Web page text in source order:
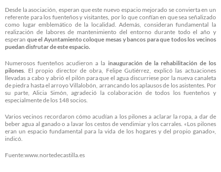
Desde la asociación, esperan que este nuevo espacio mejorado se convierta en un
referente para los fuenteños y visitantes, por lo que confían en que sea señalizado
como lugar emblemático de la localidad. Además, consideran fundamental la
realización de labores de mantenimiento del entorno durante todo el año y
esperan que el Ayuntamiento coloque mesas y bancos para que todos los vecinos
puedan disfrutar de este espacio.
Numerosos fuenteños acudieron a la inauguración de la rehabilitación de los
pilones . El propio director de obra, Felipe Gutiérrez, explicó las actuaciones
llevadas a cabo y abrió el pilón para que el agua discurriese por la nueva canaleta
de piedra hasta el arroyo Villalobón, arrancando los aplausos de los asistentes. Por
su parte, Alicia Simón, agradeció la colaboración de todos los fuenteños y
especialmente de los 148 socios.
Varios vecinos recordaron cómo acudían a los pilones a aclarar la ropa, a dar de
beber agua al ganado o a lavar los cestos de vendimiar y los carrales. «Los pilones
eran un espacio fundamental para la vida de los hogares y del propio ganado»,
indicó.
Fuente:www.nortedecastilla.es